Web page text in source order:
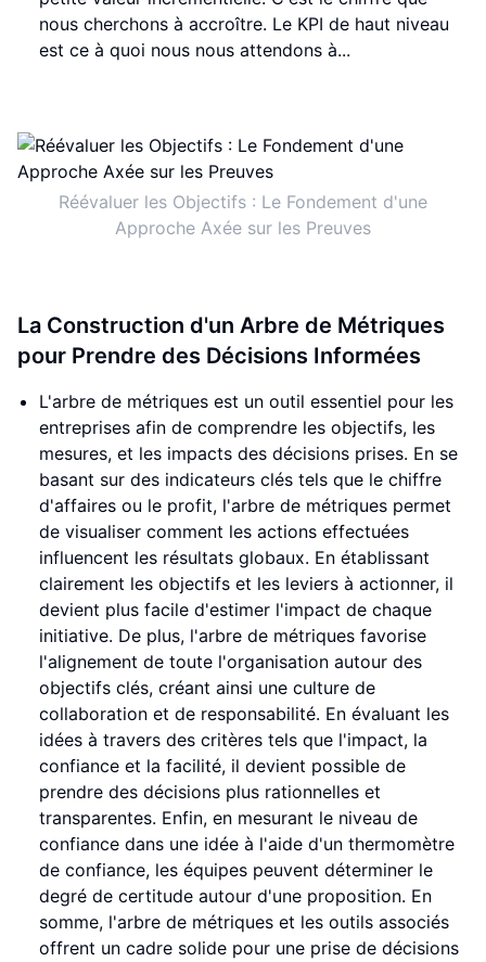
nous cherchons à accroître. Le KPI de haut niveau
est ce à quoi nous nous attendons à...
Réévaluer les Objectifs : Le Fondement d'une
Approche Axée sur les Preuves
La Construction d'un Arbre de Métriques
pour Prendre des Décisions Informées
L'arbre de métriques est un outil essentiel pour les
entreprises afin de comprendre les objectifs, les
mesures, et les impacts des décisions prises. En se
basant sur des indicateurs clés tels que le chiffre
d'affaires ou le profit, l'arbre de métriques permet
de visualiser comment les actions effectuées
influencent les résultats globaux. En établissant
clairement les objectifs et les leviers à actionner, il
devient plus facile d'estimer l'impact de chaque
initiative. De plus, l'arbre de métriques favorise
l'alignement de toute l'organisation autour des
objectifs clés, créant ainsi une culture de
collaboration et de responsabilité. En évaluant les
idées à travers des critères tels que l'impact, la
confiance et la facilité, il devient possible de
prendre des décisions plus rationnelles et
transparentes. Enfin, en mesurant le niveau de
confiance dans une idée à l'aide d'un thermomètre
de confiance, les équipes peuvent déterminer le
degré de certitude autour d'une proposition. En
somme, l'arbre de métriques et les outils associés
offrent un cadre solide pour une prise de décisions